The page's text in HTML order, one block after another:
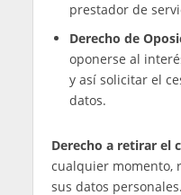
parte de terceros,
los mismos no
comunicación o
4. Menores de
servicios a través del
edad sin la
TENISno será